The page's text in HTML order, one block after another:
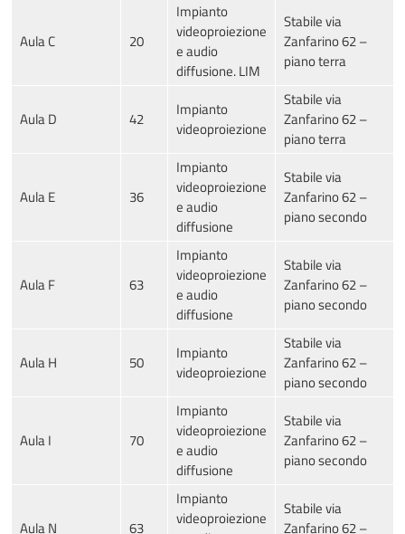
Aula C 20
Impianto
videoproiezione
e audio
diffusione. LIM
Stabile via
Zanfarino 62 –
piano terra
Aula D 42
Impianto
videoproiezione
Stabile via
Zanfarino 62 –
piano terra
Aula E 36
Impianto
videoproiezione
e audio
diffusione
Stabile via
Zanfarino 62 –
piano secondo
Aula F 63
Impianto
videoproiezione
e audio
diffusione
Stabile via
Zanfarino 62 –
piano secondo
Aula H 50
Impianto
videoproiezione
Stabile via
Zanfarino 62 –
piano secondo
Aula I 70
Impianto
videoproiezione
e audio
diffusione
Stabile via
Zanfarino 62 –
piano secondo
Aula N 63
Impianto
videoproiezione
Stabile via
Zanfarino 62 –